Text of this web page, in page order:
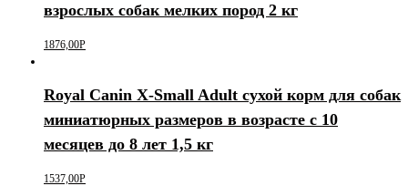
взрослых собак мелких пород 2 кг
1876,00Р
Royal Canin X-Small Adult сухой корм для собак
миниатюрных размеров в возрасте c 10
месяцев до 8 лет 1,5 кг
1537,00Р